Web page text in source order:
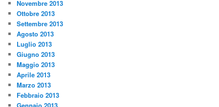
Novembre 2013
Ottobre 2013
Settembre 2013
Agosto 2013
Luglio 2013
Giugno 2013
Maggio 2013
Aprile 2013
Marzo 2013
Febbraio 2013